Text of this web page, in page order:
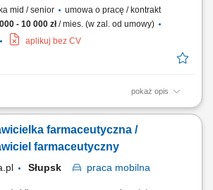
mid / senior
umowa o pracę / kontrakt
- 10 000 zł/ mies. (w zal. od umowy)
aplikuj bez CV
pokaż opis
opieka nad obecną siecią partnerów
o stałą realizację planów sprzedażowych
budżet roczny. Wdrażanie lokalnych strategii
farmaceutyczna /
farmaceutyczny
Słupsk praca mobilna